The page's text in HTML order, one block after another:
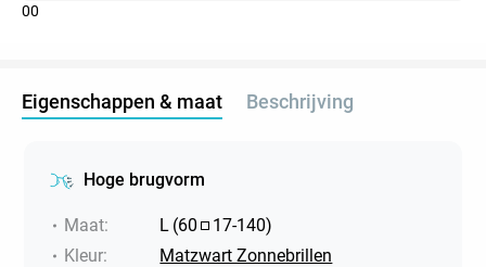
00
Eigenschappen & maat Beschrijving
Hoge brugvorm
Maat: L (60 17-140)
Kleur:
Matzwart Zonnebrillen